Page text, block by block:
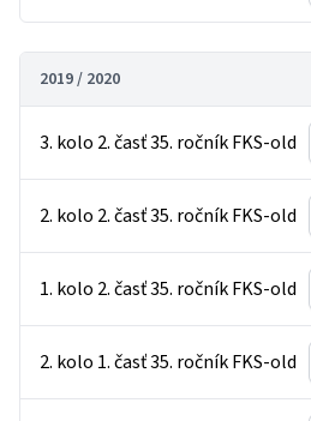
2019 / 2020
3. kolo 2. časť 35. ročník FKS-old
2. kolo 2. časť 35. ročník FKS-old
1. kolo 2. časť 35. ročník FKS-old
2. kolo 1. časť 35. ročník FKS-old